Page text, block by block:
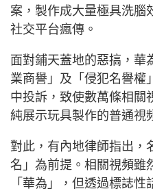
案，製作成大量極具洗腦
社交平台瘋傳。
面對鋪天蓋地的惡搞，華
業商譽」及「侵犯名譽權
中投訴，致使數萬條相關
純展示玩具製作的普通視
對此，有內地律師指出，
名」為前提。相關視頻雖
「華為」，但透過標誌性